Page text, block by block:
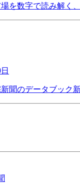
を数字で読み解く
聞のデータブック